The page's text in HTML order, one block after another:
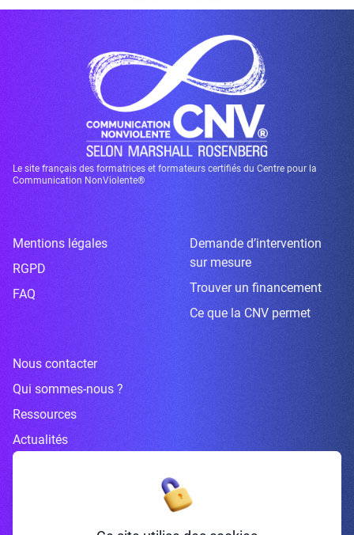
Le site français des formatrices et formateurs certifiés du Centre pour la
Communication NonViolente®
Mentions légales
RGPD
FAQ
Demande d’intervention
sur mesure
Trouver un financement
Ce que la CNV permet
Nous contacter
Qui sommes-nous ?
Ressources
Actualités
Inscrivez-vous à la newsletter